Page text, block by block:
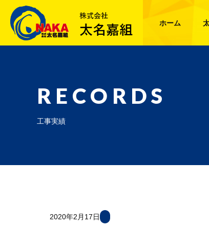
ホーム
RECORDS
工事実績
2020年2月17日